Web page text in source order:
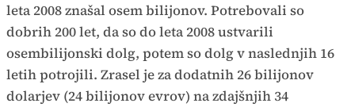
leta 2008 znašal osem bilijonov. Potrebovali so
dobrih 200 let, da so do leta 2008 ustvarili
osembilijonski dolg, potem so dolg v naslednjih 16
letih potrojili. Zrasel je za dodatnih 26 bilijonov
dolarjev (24 bilijonov evrov) na zdajšnjih 34